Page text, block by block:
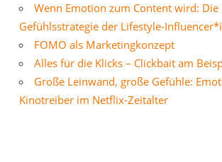
Wenn Emotion zum Content wird: Die
Gefühlsstrategie der Lifestyle-
FOMO als Marketingkonzept
Alles für die Klicks – Clickbait am
Große Leinwand, große Gefühle:
Kinotreiber im Netflix-Zeitalter